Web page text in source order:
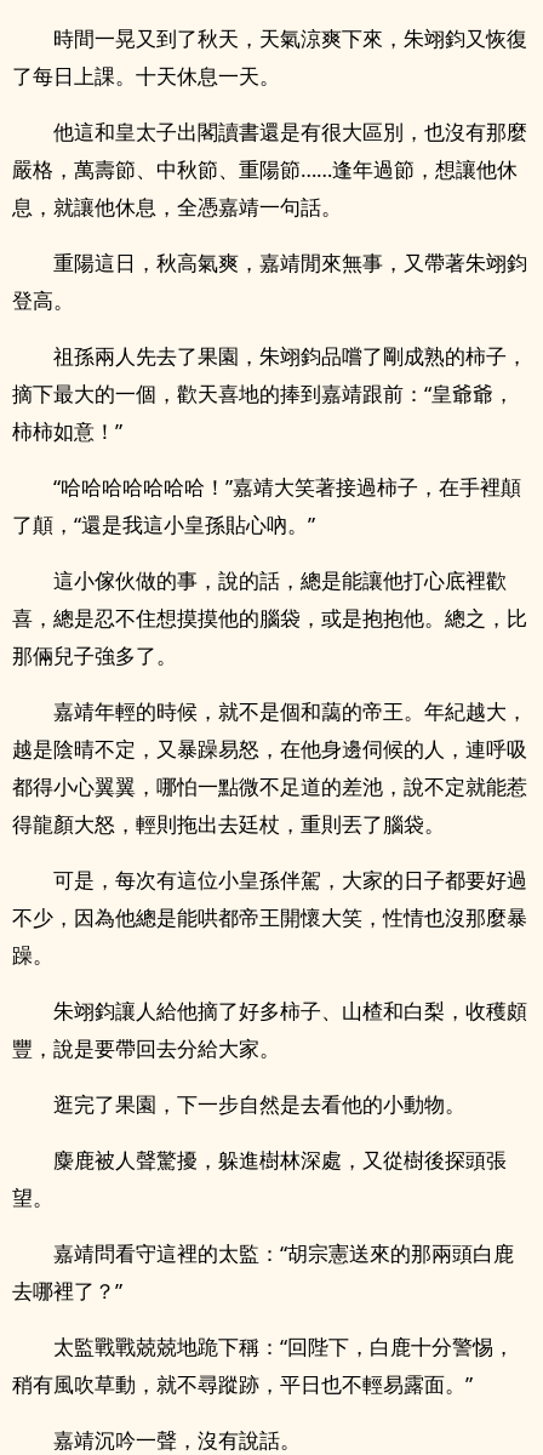
時間一晃又到了秋天，天氣涼爽下來，朱翊鈞又恢復
了每日上課。十天休息一天。
他這和皇太子出閣讀書還是有很大區別，也沒有那麼
嚴格，萬壽節、中秋節、重陽節……逢年過節，想讓他休
息，就讓他休息，全憑嘉靖一句話。
重陽這日，秋高氣爽，嘉靖閒來無事，又帶著朱翊鈞
登高。
祖孫兩人先去了果園，朱翊鈞品嚐了剛成熟的柿子，
摘下最大的一個，歡天喜地的捧到嘉靖跟前：“皇爺爺，
柿柿如意！”
“哈哈哈哈哈哈哈！”嘉靖大笑著接過柿子，在手裡顛
了顛，“還是我這小皇孫貼心吶。”
這小傢伙做的事，說的話，總是能讓他打心底裡歡
喜，總是忍不住想摸摸他的腦袋，或是抱抱他。總之，比
那倆兒子強多了。
嘉靖年輕的時候，就不是個和藹的帝王。年紀越大，
越是陰晴不定，又暴躁易怒，在他身邊伺候的人，連呼吸
都得小心翼翼，哪怕一點微不足道的差池，說不定就能惹
得龍顏大怒，輕則拖出去廷杖，重則丟了腦袋。
可是，每次有這位小皇孫伴駕，大家的日子都要好過
不少，因為他總是能哄都帝王開懷大笑，性情也沒那麼暴
躁。
朱翊鈞讓人給他摘了好多柿子、山楂和白梨，收穫頗
豐，說是要帶回去分給大家。
逛完了果園，下一步自然是去看他的小動物。
麋鹿被人聲驚擾，躲進樹林深處，又從樹後探頭張
望。
嘉靖問看守這裡的太監：“胡宗憲送來的那兩頭白鹿
去哪裡了？”
太監戰戰兢兢地跪下稱：“回陛下，白鹿十分警惕，
稍有風吹草動，就不尋蹤跡，平日也不輕易露面。”
嘉靖沉吟一聲，沒有說話。